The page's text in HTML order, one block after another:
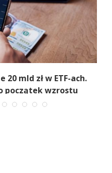
mld zł w ETF-ach.
początek wzrostu